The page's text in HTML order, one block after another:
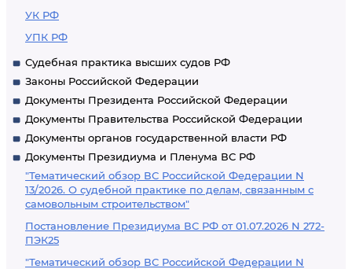
УК РФ
УПК РФ
Судебная практика высших судов РФ
Законы Российской Федерации
Документы Президента Российской Федерации
Документы Правительства Российской Федерации
Документы органов государственной власти РФ
Документы Президиума и Пленума ВС РФ
"Тематический обзор ВС Российской Федерации N
13/2026. О судебной практике по делам, связанным с
самовольным строительством"
Постановление Президиума ВС РФ от 01.07.2026 N 272-
ПЭК25
"Тематический обзор ВС Российской Федерации N